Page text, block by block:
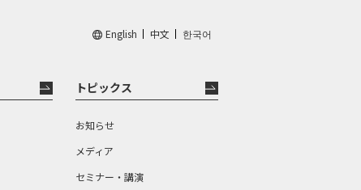
English 中文 한국어
トピックス
お知らせ
メディア
セミナー・講演